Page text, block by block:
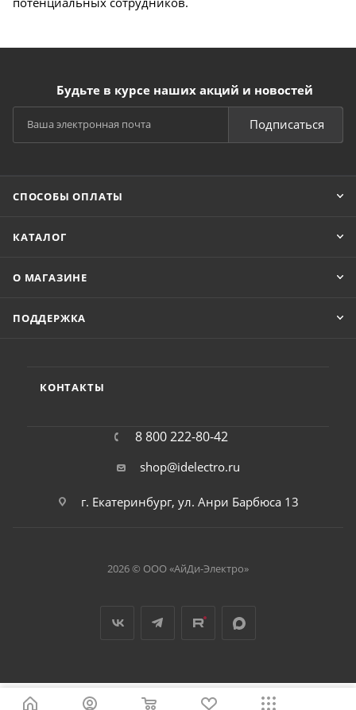
Будьте в курсе наших акций и новостей
Подписаться
СПОСОБЫ ОПЛАТЫ
КАТАЛОГ
О МАГАЗИНЕ
ПОДДЕРЖКА
КОНТАКТЫ
8 800 222-80-42
shop@idelectro.ru
г. Екатеринбург, ул. Анри Барбюса 13
2026 © ООО «АйДи-Электро»